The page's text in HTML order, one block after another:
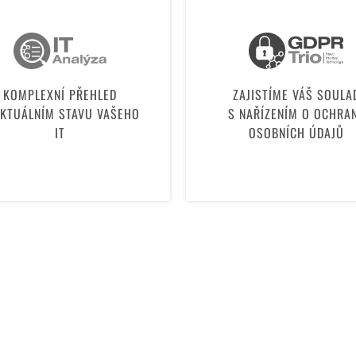
KOMPLEXNÍ PŘEHLED
STAVU VAŠEHO
IT
ZAJISTÍME VÁŠ
S NAŘÍZENÍM O
OSOBNÍCH ÚDAJŮ